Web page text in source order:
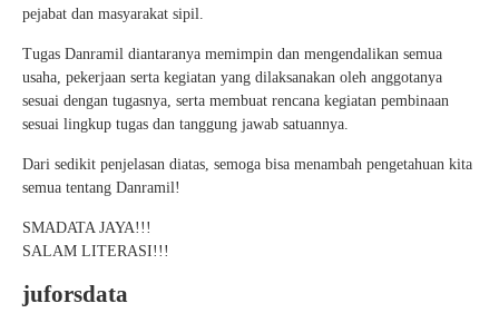
pejabat dan masyarakat sipil.
Tugas Danramil diantaranya memimpin dan mengendalikan semua
usaha, pekerjaan serta kegiatan yang dilaksanakan oleh anggotanya
sesuai dengan tugasnya, serta membuat rencana kegiatan pembinaan
sesuai lingkup tugas dan tanggung jawab satuannya.
Dari sedikit penjelasan diatas, semoga bisa menambah pengetahuan kita
semua tentang Danramil!
SMADATA JAYA!!!
SALAM LITERASI!!!
juforsdata